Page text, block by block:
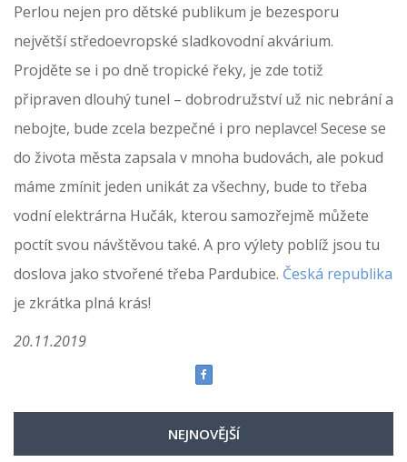
Perlou nejen pro dětské publikum je bezesporu
největší středoevropské sladkovodní akvárium.
Projděte se i po dně tropické řeky, je zde totiž
připraven dlouhý tunel – dobrodružství už nic nebrání a
nebojte, bude zcela bezpečné i pro neplavce! Secese se
do života města zapsala v mnoha budovách, ale pokud
máme zmínit jeden unikát za všechny, bude to třeba
vodní elektrárna Hučák, kterou samozřejmě můžete
poctít svou návštěvou také. A pro výlety poblíž jsou tu
doslova jako stvořené třeba Pardubice. Česká republika
je zkrátka plná krás!
20.11.2019
NEJNOVĚJŠÍ